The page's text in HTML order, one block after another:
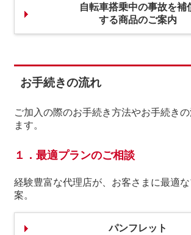
自転車搭乗中の事故を補
する商品のご案内
お⼿続きの流れ
ご加⼊の際のお⼿続き⽅法やお⼿続き
ます。
１．最適プランのご相談
経験豊富な代理店が、お客さまに最適
案。
パンフレット